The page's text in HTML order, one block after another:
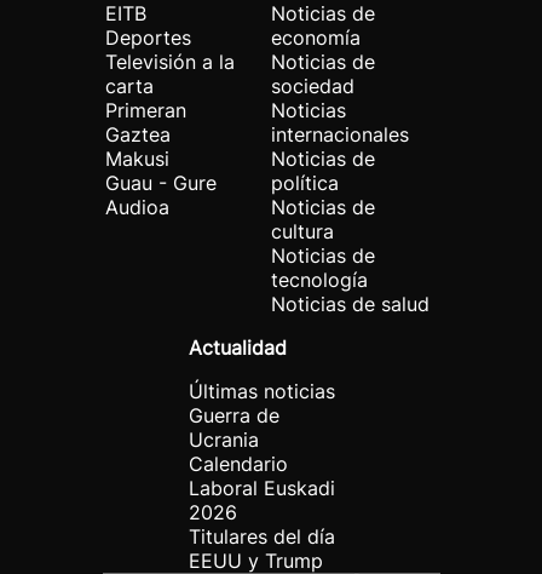
EITB
Deportes
Televisión a la
carta
Primeran
Gaztea
Makusi
Guau - Gure
Audioa
Noticias de
economía
Noticias de
sociedad
Noticias
internacionales
Noticias de
política
Noticias de
cultura
Noticias de
tecnología
Noticias de salud
Actualidad
Últimas noticias
Guerra de
Ucrania
Calendario
Laboral Euskadi
2026
Titulares del día
EEUU y Trump